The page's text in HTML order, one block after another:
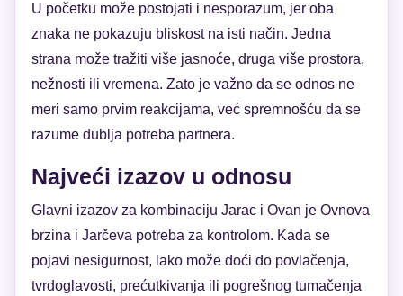
U početku može postojati i nesporazum, jer oba
znaka ne pokazuju bliskost na isti način. Jedna
strana može tražiti više jasnoće, druga više prostora,
nežnosti ili vremena. Zato je važno da se odnos ne
meri samo prvim reakcijama, već spremnošću da se
razume dublja potreba partnera.
Najveći izazov u odnosu
Glavni izazov za kombinaciju Jarac i Ovan je Ovnova
brzina i Jarčeva potreba za kontrolom. Kada se
pojavi nesigurnost, lako može doći do povlačenja,
tvrdoglavosti, prećutkivanja ili pogrešnog tumačenja